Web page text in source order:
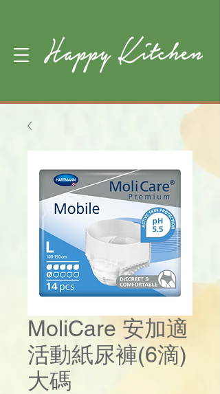
MoliCare 安加適
活動紙尿褲(6滴)
大碼